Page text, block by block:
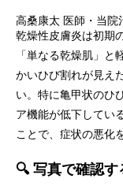
高桑康太 医師・当院
乾燥性皮膚炎は初期
「単なる乾燥肌」
かいひび割れが見え
い。特に亀甲状のひ
ア機能が低下してい
ことで、症状の悪化
🔍 写真で確認す